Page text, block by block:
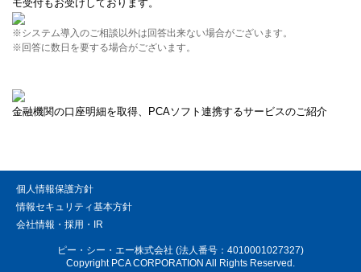
モ受付もお受けしております。
※システム導入のご相談以外は回答出来ない場合がございます。
※回答に数日を要する場合がございます。
金融機関の口座明細を取得、PCAソフト連携するサービスのご紹介
個人情報保護方針
情報セキュリティ基本方針
会社情報・採用・IR
ピー・シー・エー株式会社 (法人番号：4010001027327)
Copyright PCA CORPORATION All Rights Reserved.